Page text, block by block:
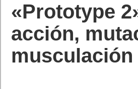
«Prototype
acción,
musculación